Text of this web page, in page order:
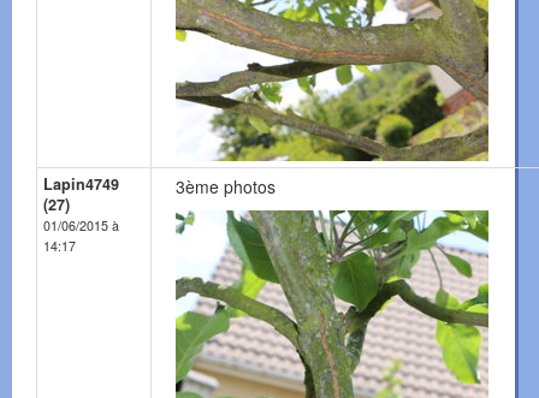
Lapin4749
(27)
01/06/2015 à
14:17
3ème photos